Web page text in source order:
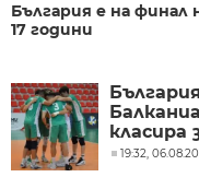
България е на финал
17 години
класира
19:32,